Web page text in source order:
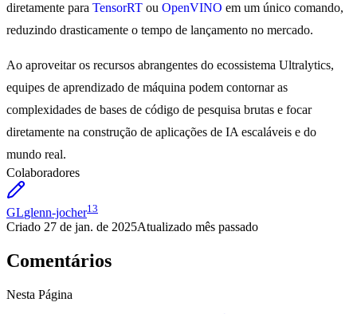
diretamente para TensorRT ou OpenVINO em um único comando,
reduzindo drasticamente o tempo de lançamento no mercado.
Ao aproveitar os recursos abrangentes do ecossistema Ultralytics,
equipes de aprendizado de máquina podem contornar as
complexidades de bases de código de pesquisa brutas e focar
diretamente na construção de aplicações de IA escaláveis e do
mundo real.
Colaboradores
GLglenn-jocher13
Criado 27 de jan. de 2025Atualizado mês passado
Comentários
Nesta Página